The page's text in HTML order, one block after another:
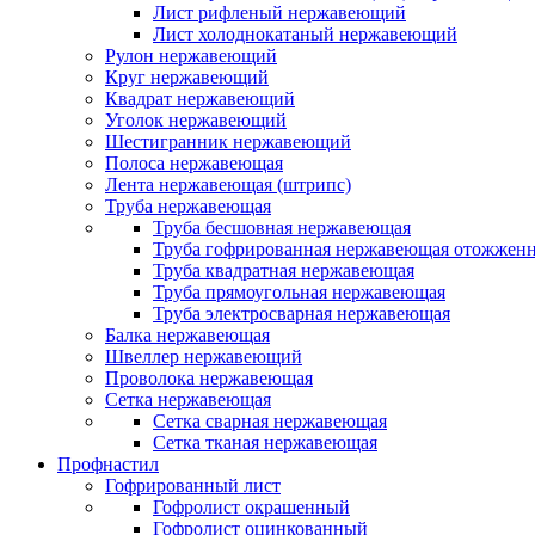
Лист рифленый нержавеющий
Лист холоднокатаный нержавеющий
Рулон нержавеющий
Круг нержавеющий
Квадрат нержавеющий
Уголок нержавеющий
Шестигранник нержавеющий
Полоса нержавеющая
Лента нержавеющая (штрипс)
Труба нержавеющая
Труба бесшовная нержавеющая
Труба гофрированная нержавеющая
Труба квадратная нержавеющая
Труба прямоугольная нержавеющая
Труба электросварная нержавеющая
Балка нержавеющая
Швеллер нержавеющий
Проволока нержавеющая
Сетка нержавеющая
Сетка сварная нержавеющая
Сетка тканая нержавеющая
Профнастил
Гофрированный лист
Гофролист окрашенный
Гофролист оцинкованный